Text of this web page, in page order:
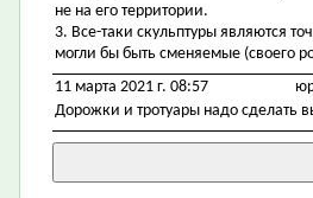
не на его территории.
3. Все-таки скульптуры являются
могли бы быть сменяемые (своего
11 марта 2021 г. 08:57
Дорожки и тротуары надо сделать